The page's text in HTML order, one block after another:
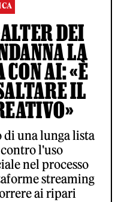
DEI
LA
CON AI: «È
IL
una lunga lista
l'uso
nel processo
streaming
ai ripari